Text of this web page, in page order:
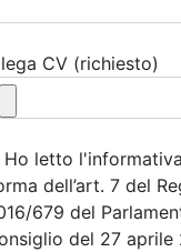
CV (richiesto)
Ho letto
dell’art. 7 del
679 del
del 27 aprile